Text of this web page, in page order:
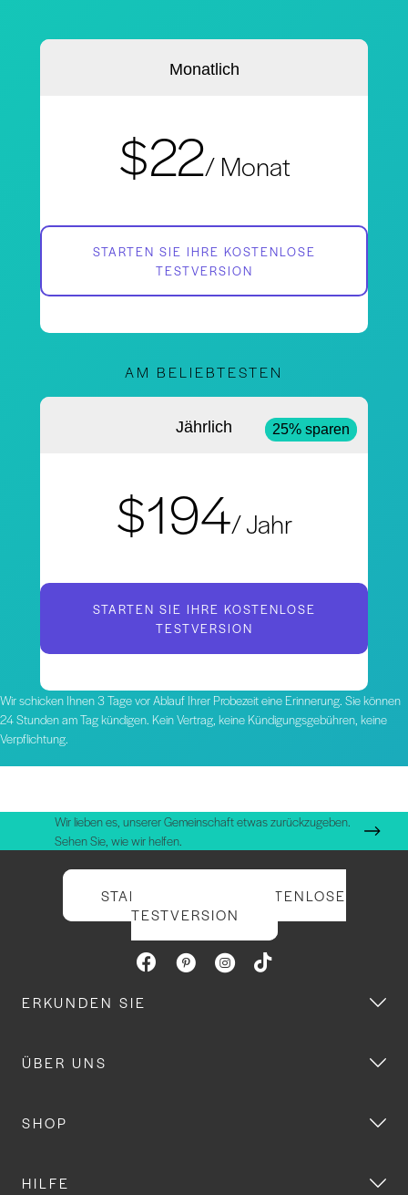
Monatlich
$22/ Monat
STARTEN SIE IHRE KOSTENLOSE
TESTVERSION
AM BELIEBTESTEN
Jährlich 25% sparen
$194/ Jahr
STARTEN SIE IHRE KOSTENLOSE
TESTVERSION
Wir schicken Ihnen 3 Tage vor Ablauf Ihrer Probezeit eine Erinnerung. Sie können
24 Stunden am Tag kündigen. Kein Vertrag, keine Kündigungsgebühren, keine
Verpflichtung.
Wir lieben es, unserer Gemeinschaft etwas zurückzugeben.
Sehen Sie, wie wir helfen.
STARTEN SIE IHRE KOSTENLOSE
TESTVERSION
ERKUNDEN SIE
ÜBER UNS
SHOP
HILFE